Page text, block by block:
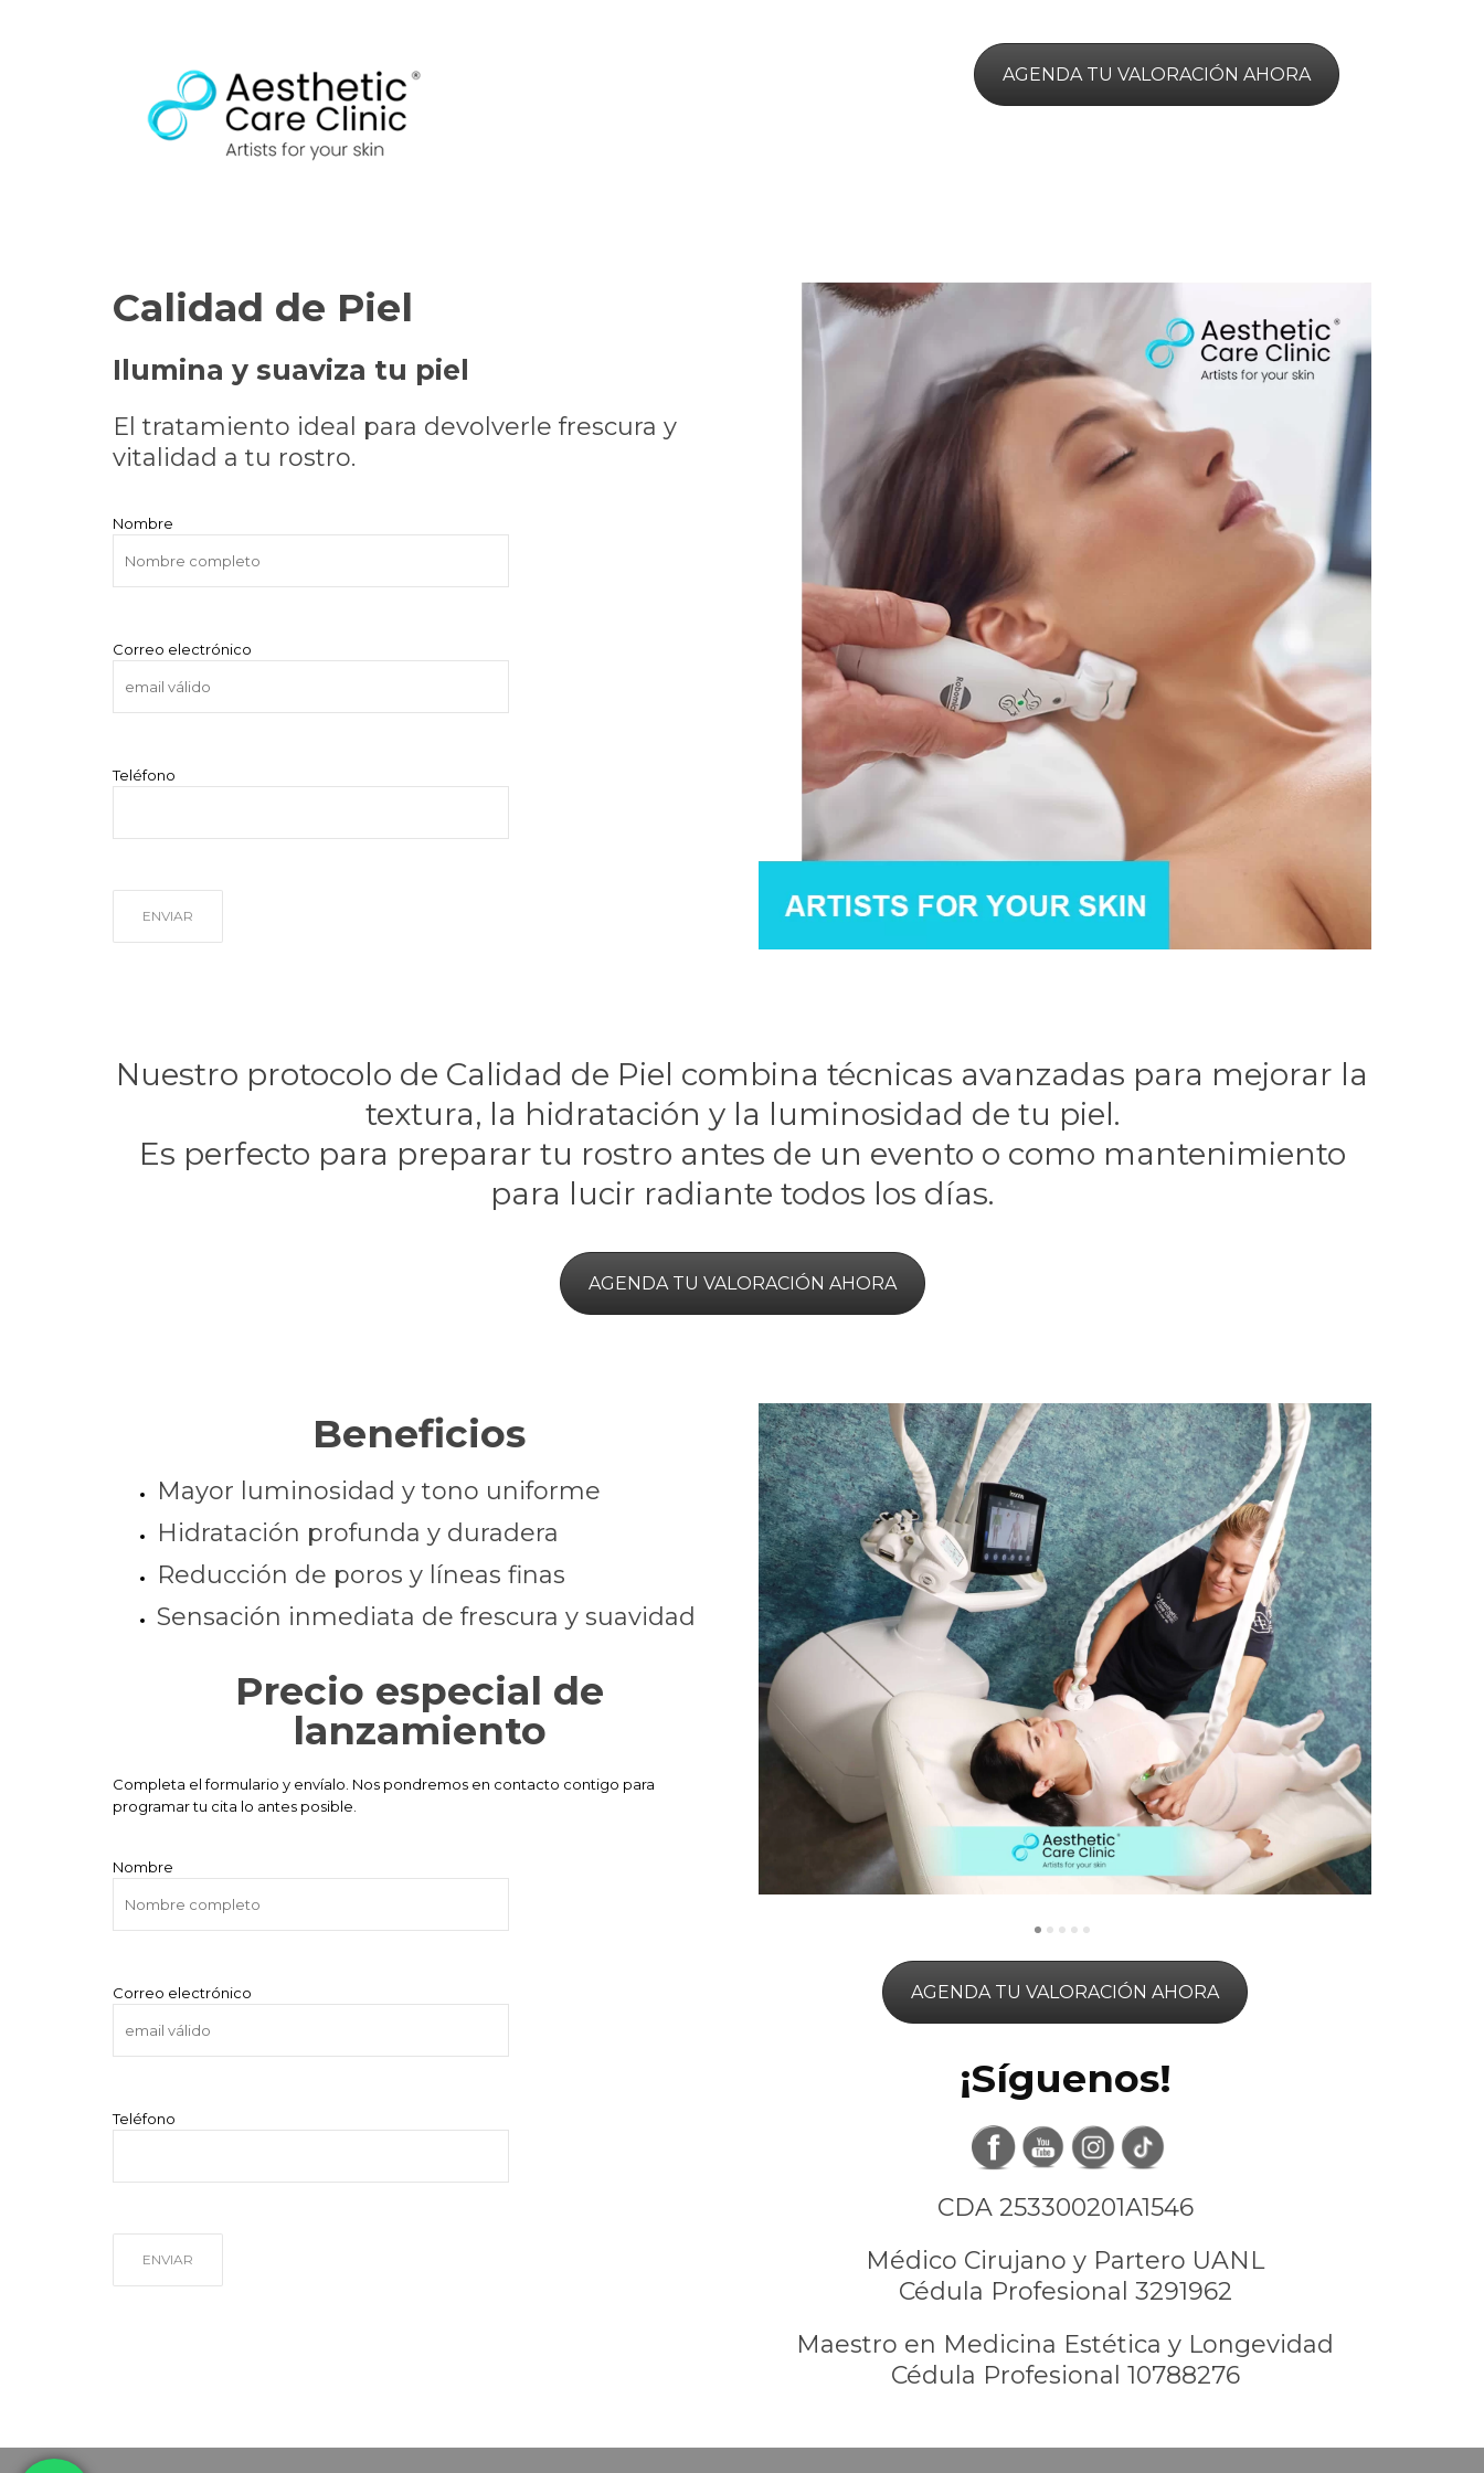
AGENDA TU VALORACIÓN AHORA
Calidad de Piel
Ilumina y suaviza tu piel
El tratamiento ideal para devolverle frescura y
vitalidad a tu rostro.
Nombre
Correo electrónico
Teléfono
Nuestro protocolo de Calidad de Piel combina técnicas avanzadas para mejorar la
textura, la hidratación y la luminosidad de tu piel.
Es perfecto para preparar tu rostro antes de un evento o como mantenimiento
para lucir radiante todos los días.
AGENDA TU VALORACIÓN AHORA
Beneficios
Mayor luminosidad y tono uniforme
Hidratación profunda y duradera
Reducción de poros y líneas finas
Sensación inmediata de frescura y suavidad
Precio especial de
lanzamiento
Completa el formulario y envíalo. Nos pondremos en contacto contigo para
programar tu cita lo antes posible.
Nombre
Correo electrónico
Teléfono
AGENDA TU VALORACIÓN AHORA
¡Síguenos!
CDA 253300201A1546
Médico Cirujano y Partero UANL
Cédula Profesional 3291962
Maestro en Medicina Estética y Longevidad
Cédula Profesional 10788276